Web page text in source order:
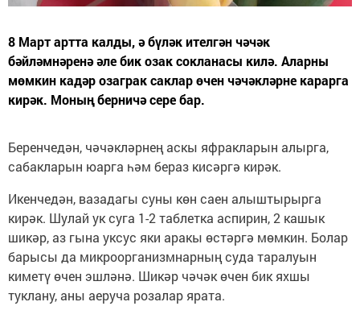
8 Март артта калды, ә бүләк ителгән чәчәк
бәйләмнәренә әле бик озак сокланасы килә. Аларны
мөмкин кадәр озаграк саклар өчен чәчәкләрне карарга
кирәк. Моның берничә сере бар.
Беренчедән, чәчәкләрнең аскы яфракларын алырга,
сабакларын юарга һәм бераз кисәргә кирәк.
Икенчедән, вазадагы суны көн саен алыштырырга
кирәк. Шулай ук суга 1-2 таблетка аспирин, 2 кашык
шикәр, аз гына уксус яки аракы өстәргә мөмкин. Болар
барысы да микроорганизмнарның суда таралуын
киметү өчен эшләнә. Шикәр чәчәк өчен бик яхшы
туклану, аны аеруча розалар ярата.